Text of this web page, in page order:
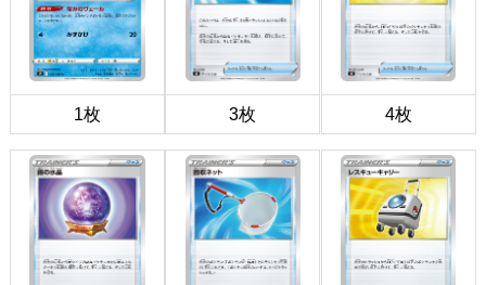
1枚 3枚 4枚